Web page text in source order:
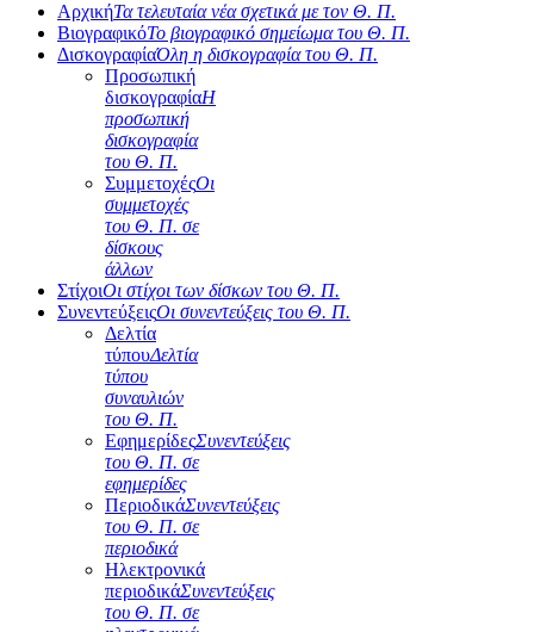
ΑρχικήΤα τελευταία νέα σχετικά με τον Θ. Π.
ΒιογραφικόΤο βιογραφικό σημείωμα του Θ. Π.
ΔισκογραφίαΌλη η δισκογραφία του Θ. Π.
Προσωπική
δισκογραφίαΗ
προσωπική
δισκογραφία
του Θ. Π.
ΣυμμετοχέςΟι
συμμετοχές
του Θ. Π. σε
δίσκους
άλλων
ΣτίχοιΟι στίχοι των δίσκων του Θ. Π.
ΣυνεντεύξειςΟι συνεντεύξεις του Θ. Π.
Δελτία
τύπουΔελτία
τύπου
συναυλιών
του Θ. Π.
ΕφημερίδεςΣυνεντεύξεις
του Θ. Π. σε
εφημερίδες
ΠεριοδικάΣυνεντεύξεις
του Θ. Π. σε
περιοδικά
Ηλεκτρονικά
περιοδικάΣυνεντεύξεις
του Θ. Π. σε